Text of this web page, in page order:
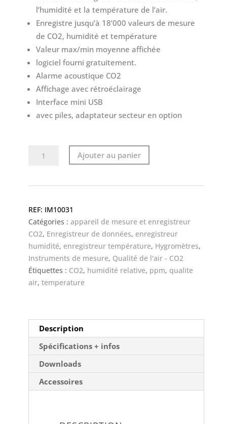
l’humidité et la température de l’air.
Enregistre jusqu’à 18’000 valeurs de mesure
de CO2, humidité et température
Valeur max/min moyenne affichée
logiciel fourni gratuitement.
Alarme acoustique CO2
Affichage avec rétroéclairage
Interface mini USB
avec piles, adaptateur secteur en option
quantité
-
-
Appareil
de
mesure
portable,
capteur
CO2,
température
Ajouter au panier
IM10031
Catégories : appareil de mesure et enregistreur
CO2, Enregistreur de données, enregistreur
humidité, enregistreur température, Hygromètres,
Instruments de mesure, Qualité de l'air - CO2
Étiquettes : CO2, humidité relative, ppm, qualite
air, temperature
Description
Spécifications + infos
Downloads
Accessoires